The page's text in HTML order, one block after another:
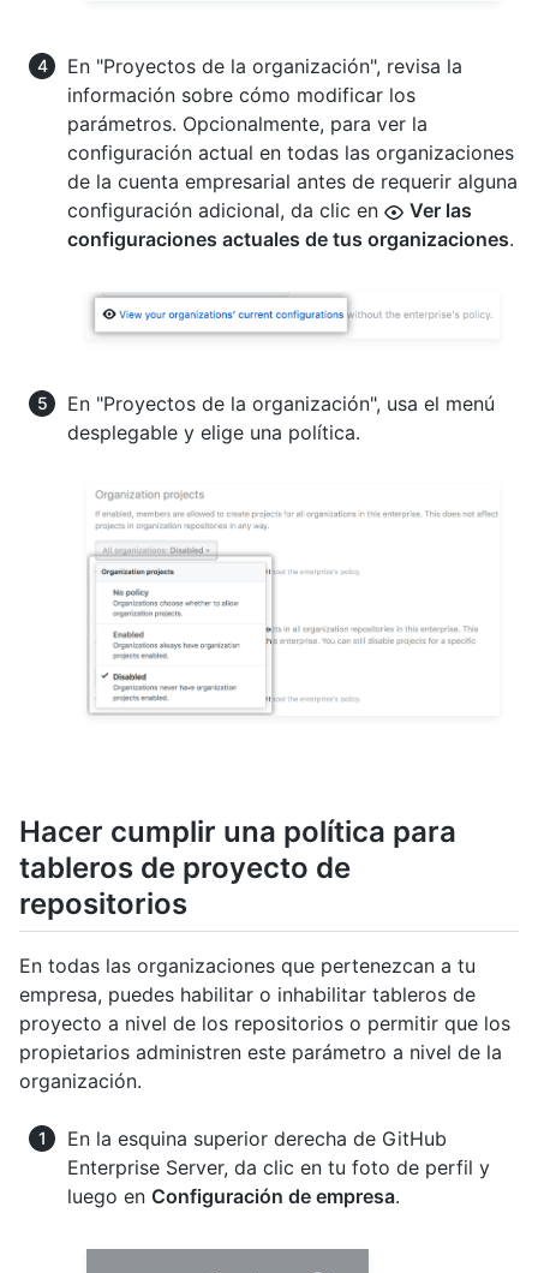
En "Proyectos de la organización", revisa la
información sobre cómo modificar los
parámetros. Opcionalmente, para ver la
configuración actual en todas las organizaciones
de la cuenta empresarial antes de requerir alguna
configuración adicional, da clic en
Ver las
configuraciones actuales de tus organizaciones.
En "Proyectos de la organización", usa el menú
desplegable y elige una política.
Hacer cumplir una política para
tableros de proyecto de
repositorios
En todas las organizaciones que pertenezcan a tu
empresa, puedes habilitar o inhabilitar tableros de
proyecto a nivel de los repositorios o permitir que los
propietarios administren este parámetro a nivel de la
organización.
En la esquina superior derecha de GitHub
Enterprise Server, da clic en tu foto de perfil y
luego en Configuración de empresa.